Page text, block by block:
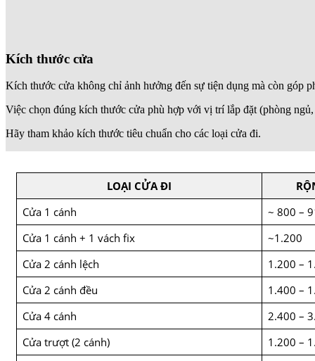
Kích thước cửa
Kích thước cửa không chỉ ảnh hưởng đến sự tiện dụng mà còn góp
Việc chọn đúng kích thước cửa phù hợp với vị trí lắp đặt (phòng
Hãy tham khảo kích thước tiêu chuẩn cho các loại cửa đi.
LOẠI CỬA ĐI
Cửa 1 cánh
~ 800 –
Cửa 1 cánh + 1 vách fix
~1.200
Cửa 2 cánh lệch
1.200 –
Cửa 2 cánh đều
1.400 –
Cửa 4 cánh
2.400 –
Cửa trượt (2 cánh)
1.200 –